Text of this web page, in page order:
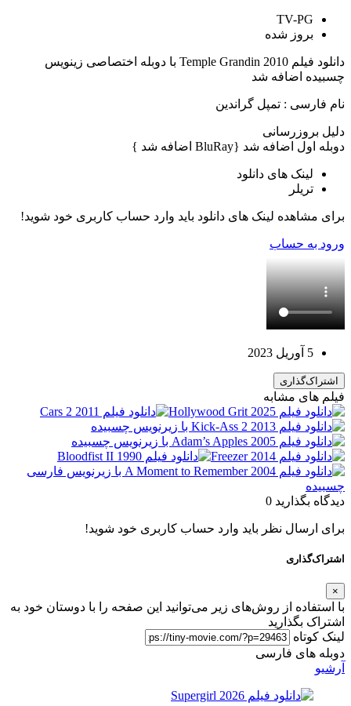
TV-PG
بروز‌ شده
دانلود فیلم Temple Grandin 2010 با دوبله اختصاصی زینویس
چسبیده اضافه شد
نام فارسی : تمپل گراندین
دلیل بروزرسانی
دوبله اول اضافه شد {BluRay اضافه شد }
لینک های دانلود
تریلر
برای مشاهده لینک های دانلود باید وارد حساب کاربری خود شوید!
ورود به حساب
5 آوریل 2023
اشتراک‌گذاری
فیلم های مشابه
دیدگاه بگذارید 0
برای ارسال نظر باید وارد حساب کاربری خود شوید!
اشتراک‌گذاری
×
با استفاده از روش‌های زیر می‌توانید این صفحه را با دوستان خود به
اشتراک بگذارید
لینک کوتاه
دوبله های فارسی
آرشیو